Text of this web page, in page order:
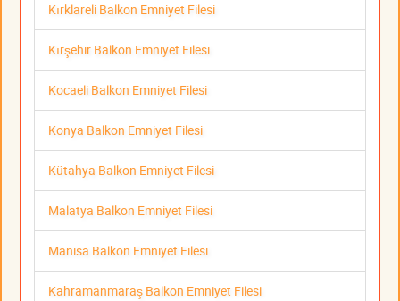
Kırklareli Balkon Emniyet Filesi
Kırşehir Balkon Emniyet Filesi
Kocaeli Balkon Emniyet Filesi
Konya Balkon Emniyet Filesi
Kütahya Balkon Emniyet Filesi
Malatya Balkon Emniyet Filesi
Manisa Balkon Emniyet Filesi
Kahramanmaraş Balkon Emniyet Filesi